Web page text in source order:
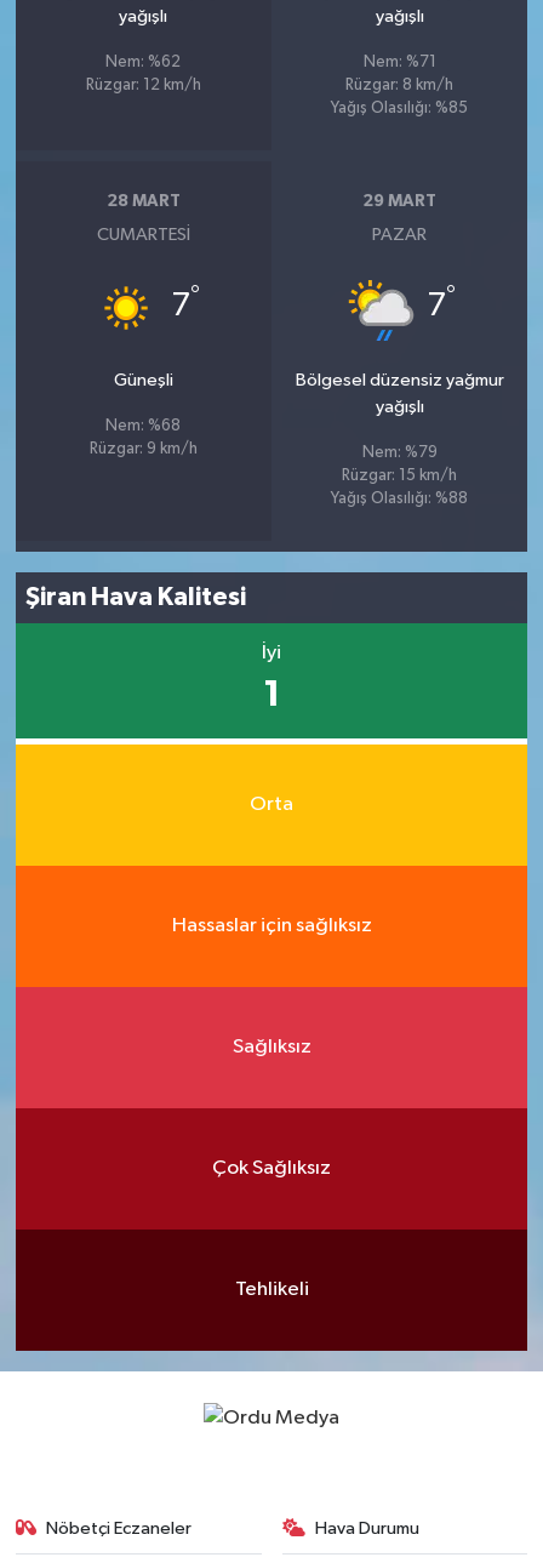
yağışlı
Nem: %62
Rüzgar: 12 km/h
yağışlı
Nem: %71
Rüzgar: 8 km/h
Yağış Olasılığı: %85
28 MART
CUMARTESI
7°
Güneşli
Nem: %68
Rüzgar: 9 km/h
29 MART
PAZAR
7°
Bölgesel düzensiz yağmur
yağışlı
Nem: %79
Rüzgar: 15 km/h
Yağış Olasılığı: %88
Şiran Hava Kalitesi
İyi
1
Orta
Hassaslar için sağlıksız
Sağlıksız
Çok Sağlıksız
Tehlikeli
Nöbetçi Eczaneler Hava Durumu